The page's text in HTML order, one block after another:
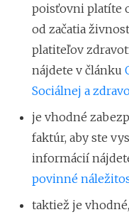
poisťovni platíte
od začatia
platiteľov
nájdete v článku
Sociálnej a
je vhodné
faktúr, aby ste
informácií
povinné
taktiež je